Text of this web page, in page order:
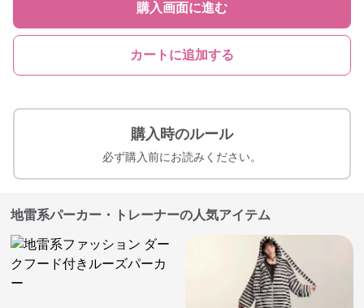
購入画面に進む
カートに追加する
購入時のルール
必ず購入前にお読みください。
地雷系パーカー・トレーナーの人気アイテム